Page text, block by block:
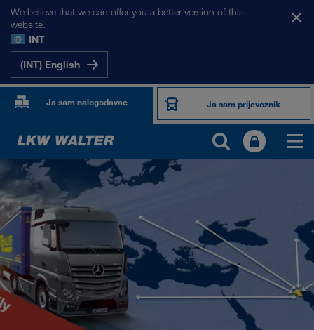
We believe that we can offer you a better version of this
website.
INT
(INT) English
Ja sam nalogodavac Ja sam prijevoznik
NAŠA TRŽIŠTA
Europa
Srednja Azija
Rusija
Bliski Istok